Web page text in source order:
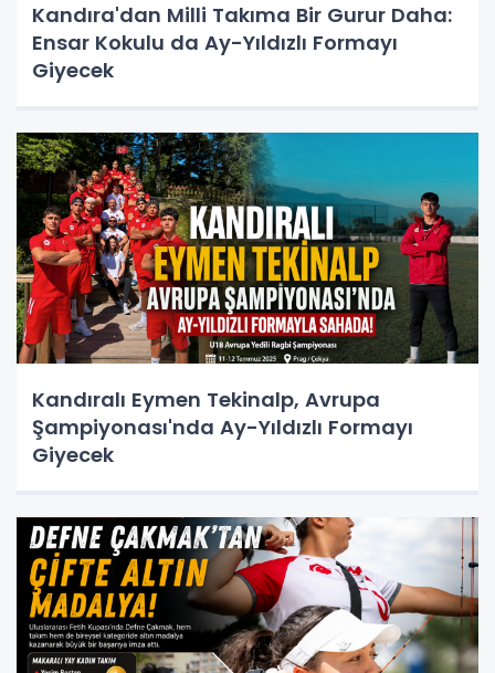
Kandıra'dan Milli Takıma Bir Gurur Daha:
Ensar Kokulu da Ay-Yıldızlı Formayı
Giyecek
Kandıralı Eymen Tekinalp, Avrupa
Şampiyonası'nda Ay-Yıldızlı Formayı
Giyecek